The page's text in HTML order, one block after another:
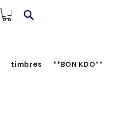
timbres **BON KDO**